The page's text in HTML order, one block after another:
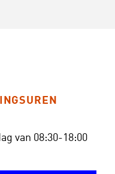
van 08:30-18:00